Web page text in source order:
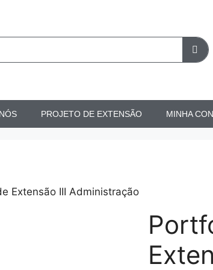
PROJETO DE EXTENSÃO MINHA
Extensão III Administração